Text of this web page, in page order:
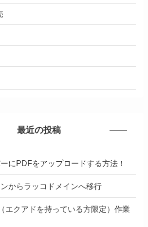
最近の投稿
にPDFをアップロードする方法！
からラッコドメインへ移行
エクアドを持っている方限定）作業